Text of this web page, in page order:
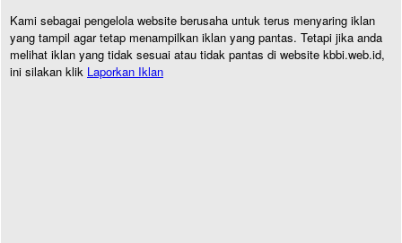
Kami sebagai pengelola website berusaha untuk terus menyaring iklan
yang tampil agar tetap menampilkan iklan yang pantas. Tetapi jika anda
melihat iklan yang tidak sesuai atau tidak pantas di website kbbi.web.id,
ini silakan klik Laporkan Iklan